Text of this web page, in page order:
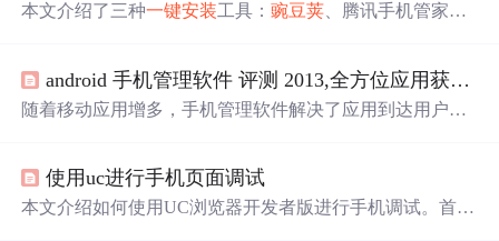
本文介绍了三种一键安装工具：豌豆荚 、腾讯手机管家、
骤。
android 手机管理软件 评测 2013,全方位应用获取 手机管理软件
随着移动应用增多，手机管理软件解决了应用到达用户的
端三种应用安装方式，能让用户便捷地搜索、
应用，实用性强。
使用uc进行手机页面调试
本文介绍如何使用UC浏览器开发者版进行手机调试。首先